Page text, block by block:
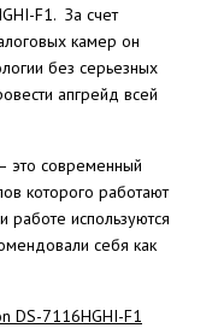
F1. За счет
камер он
без серьезных
апгрейд всей
это современный
которого работают
используются
себя как
DS-7116HGHI-F1